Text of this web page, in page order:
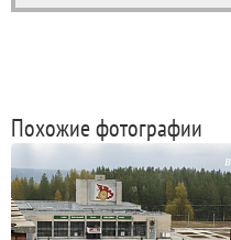
Похожие фотографии